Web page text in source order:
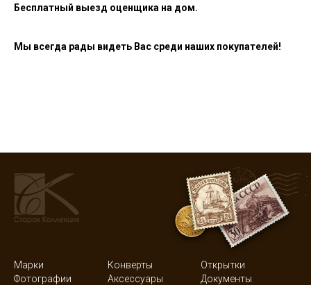
Бесплатный выезд оценщика на дом.
Мы всегда рады видеть Вас среди наших покупателей!
Марки Конверты
Открытки
Фотографии
Аксессуары Документы